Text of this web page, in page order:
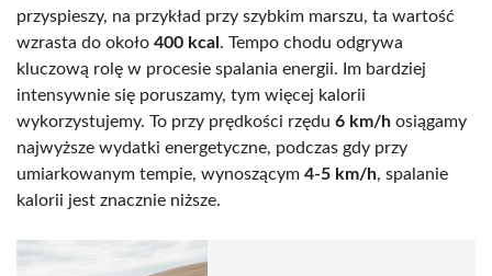
przyspieszy, na przykład przy szybkim marszu, ta wartość
wzrasta do około 400 kcal . Tempo chodu odgrywa
kluczową rolę w procesie spalania energii. Im bardziej
intensywnie się poruszamy, tym więcej kalorii
wykorzystujemy. To przy prędkości rzędu 6 km/h osiągamy
najwyższe wydatki energetyczne, podczas gdy przy
umiarkowanym tempie, wynoszącym 4-5 km/h, spalanie
kalorii jest znacznie niższe.